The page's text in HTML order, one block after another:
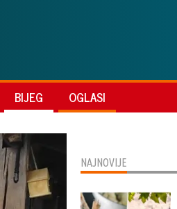
BIJEG OGLASI
NAJNOVIJE